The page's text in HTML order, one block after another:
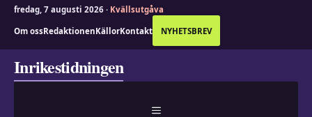
fredag, 7 augusti 2026 · Kvällsutgåva
Om ossRedaktionenKällorKontakt NYHETSBREV
Inrikestidningen
MENY